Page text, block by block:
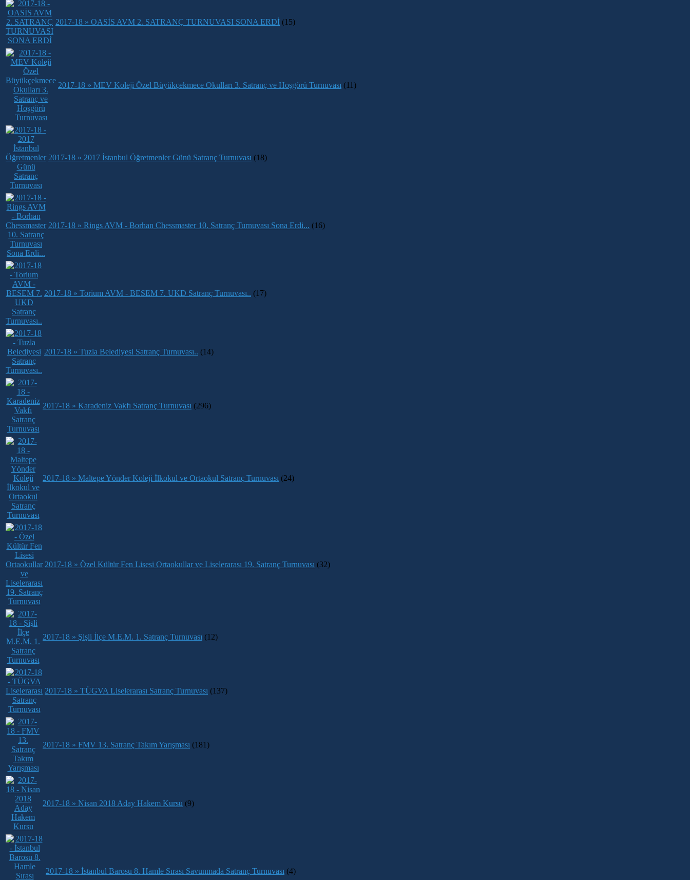
2017-18 » OASİS AVM 2. SATRANÇ TURNUVASI SONA ERDİ (15)
2017-18 » MEV Koleji Özel Büyükçekmece Okulları 3. Satranç ve Hoşgörü Turnuvası (11)
2017-18 » 2017 İstanbul Öğretmenler Günü Satranç Turnuvası (18)
2017-18 » Rings AVM - Borhan Chessmaster 10. Satranç Turnuvası Sona Erdi... (16)
2017-18 » Torium AVM - BESEM 7. UKD Satranç Turnuvası.. (17)
2017-18 » Tuzla Belediyesi Satranç Turnuvası.. (14)
2017-18 » Karadeniz Vakfı Satranç Turnuvası (296)
2017-18 » Maltepe Yönder Koleji İlkokul ve Ortaokul Satranç Turnuvası (24)
2017-18 » Özel Kültür Fen Lisesi Ortaokullar ve Liselerarası 19. Satranç Turnuvası (32)
2017-18 » Şişli İlçe M.E.M. 1. Satranç Turnuvası (12)
2017-18 » TÜGVA Liselerarası Satranç Turnuvası (137)
2017-18 » FMV 13. Satranç Takım Yarışması (181)
2017-18 » Nisan 2018 Aday Hakem Kursu (9)
2017-18 » İstanbul Barosu 8. Hamle Sırası Savunmada Satranç Turnuvası (4)